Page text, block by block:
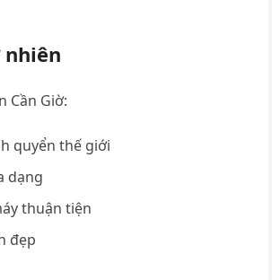
Cần Giờ:
quyển thế giới
dạng
thuận tiện
đẹp